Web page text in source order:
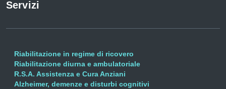
Servizi
Riabilitazione in regime di ricovero
Riabilitazione diurna e ambulatoriale
R.S.A. Assistenza e Cura Anziani
Alzheimer, demenze e disturbi cognitivi